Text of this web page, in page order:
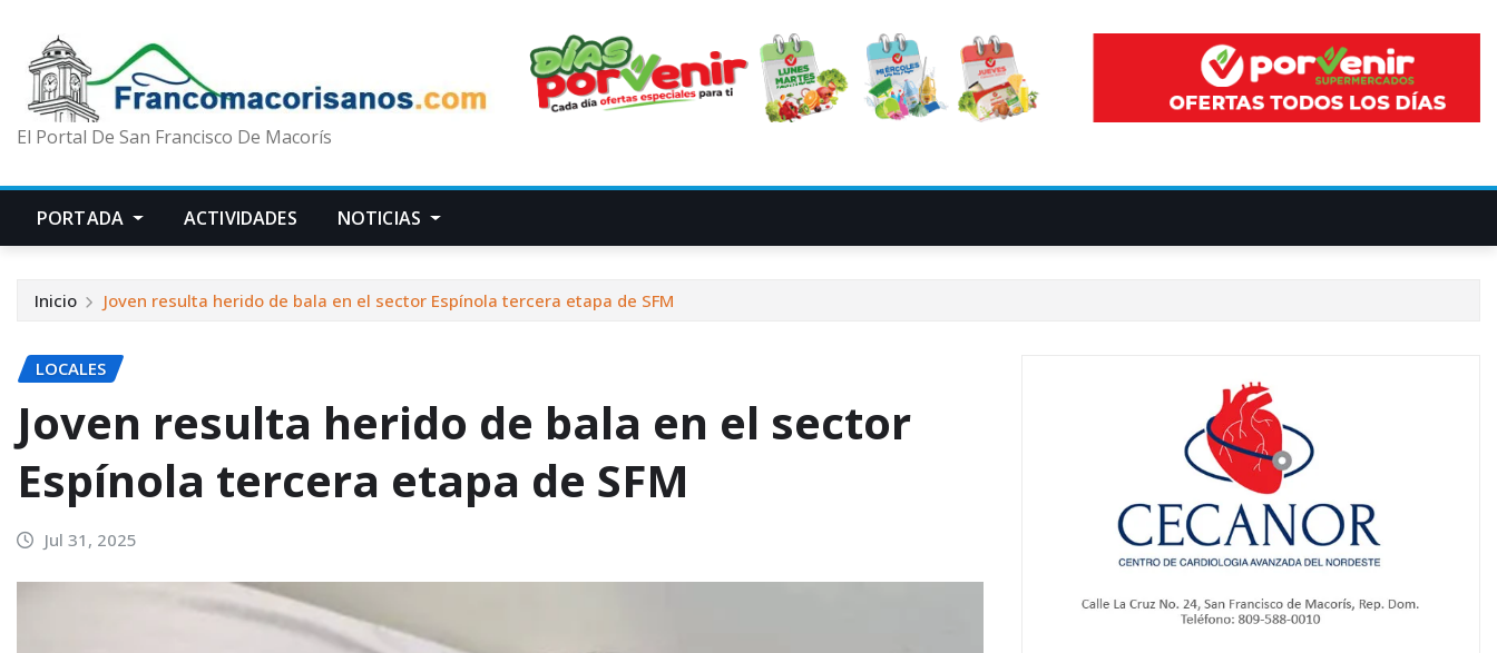
El Portal De San Francisco De Macorís
PORTADA ACTIVIDADES NOTICIAS
Inicio Joven resulta herido de bala en el sector Espínola tercera etapa de SFM
LOCALES
Joven resulta herido de bala en el sector
Espínola tercera etapa de SFM
Jul 31, 2025